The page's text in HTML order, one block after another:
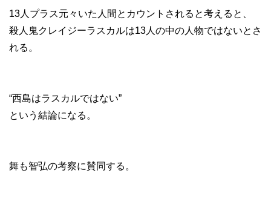
13人プラス元々いた人間とカウントされると考えると、
殺人鬼クレイジーラスカルは13人の中の人物ではないとさ
れる。
“西島はラスカルではない”
という結論になる。
舞も智弘の考察に賛同する。